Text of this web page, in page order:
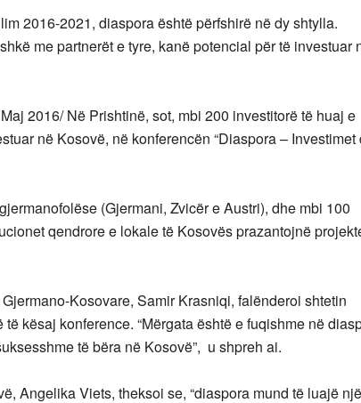
2016-2021, diaspora është përfshirë në dy shtylla.
me partnerët e tyre, kanë potencial për të investuar
2016/ Në Prishtinë, sot, mbi 200 investitorë të huaj e
në Kosovë, në konferencën “Diaspora – Investimet
(Gjermani, Zvicër e Austri), dhe mbi 100
qendrore e lokale të Kosovës prazantojnë
Kosovare, Samir Krasniqi, falënderoi shtetin
kësaj konference. “Mërgata është e fuqishme në
të bëra në Kosovë”, u shpreh ai.
Angelika Viets, theksoi se, “diaspora mund të luajë